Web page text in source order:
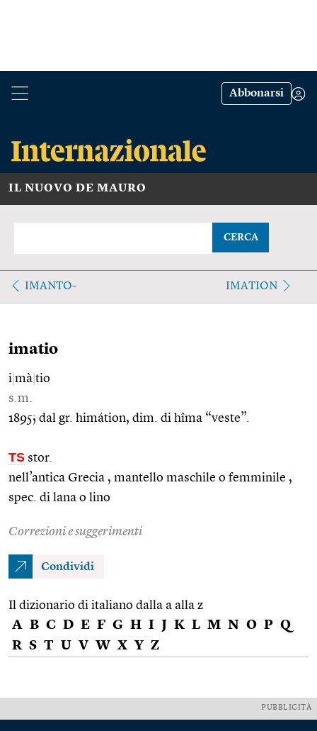
Abbonarsi
IL NUOVO DE MAURO
CERCA
IMANTO- IMATION
imatio
i mà tio
s.m.
1895; dal gr. himátion, dim. di hîma “veste”.
TS stor.
nell’antica Grecia , mantello maschile o femminile ,
spec. di lana o lino
Correzioni e suggerimenti
Condividi
Il dizionario di italiano dalla a alla z
A B C D E F G H I J K L M N O P Q
R S T U V W X Y Z
PUBBLICITÀ